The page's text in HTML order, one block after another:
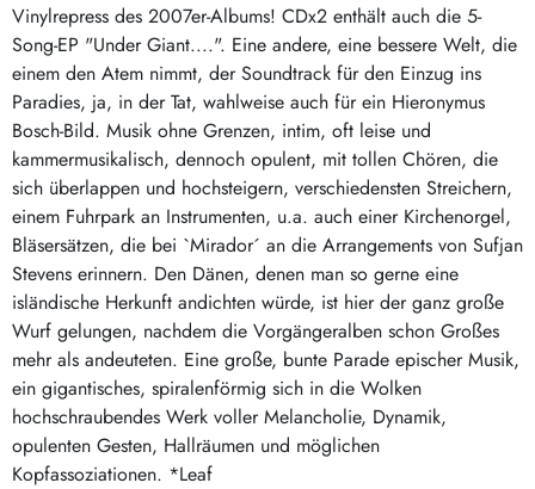
Vinylrepress des 2007er-Albums! CDx2 enthält auch die 5-
Song-EP "Under Giant....". Eine andere, eine bessere Welt, die
einem den Atem nimmt, der Soundtrack für den Einzug ins
Paradies, ja, in der Tat, wahlweise auch für ein Hieronymus
Bosch-Bild. Musik ohne Grenzen, intim, oft leise und
kammermusikalisch, dennoch opulent, mit tollen Chören, die
sich überlappen und hochsteigern, verschiedensten Streichern,
einem Fuhrpark an Instrumenten, u.a. auch einer Kirchenorgel,
Bläsersätzen, die bei `Mirador´ an die Arrangements von Sufjan
Stevens erinnern. Den Dänen, denen man so gerne eine
isländische Herkunft andichten würde, ist hier der ganz große
Wurf gelungen, nachdem die Vorgängeralben schon Großes
mehr als andeuteten. Eine große, bunte Parade epischer Musik,
ein gigantisches, spiralenförmig sich in die Wolken
hochschraubendes Werk voller Melancholie, Dynamik,
opulenten Gesten, Hallräumen und möglichen
Kopfassoziationen. *Leaf